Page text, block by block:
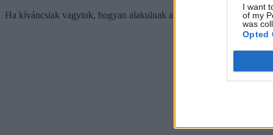
I want
of my
was
Opted
Ha kíváncsiak vagytok, hogyan alakulnak a bérleti díjak, vagy a